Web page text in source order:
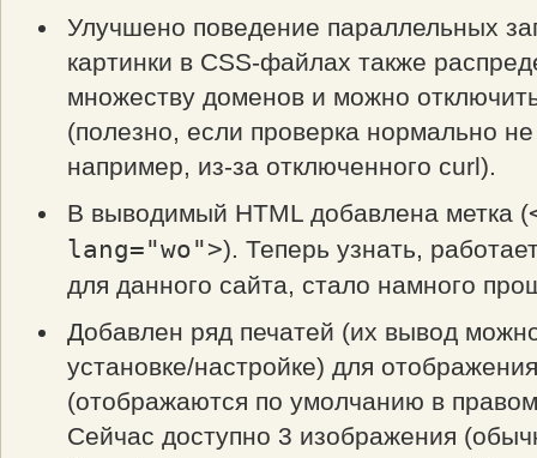
Улучшено поведение параллельных
картинки в CSS-файлах также
множеству доменов и можно
(полезно, если проверка нормально
например, из-за отключенного curl).
В выводимый HTML добавлена метка (
lang="wo">). Теперь узнать,
для данного сайта, стало намного
Добавлен ряд печатей (их вывод
установке/настройке) для
(отображаются по умолчанию в
Сейчас доступно 3 изображения